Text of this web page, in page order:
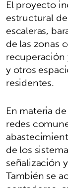
El proyecto
estructural
escaleras,
de las zonas
y otros
residentes.
En materia
redes
de los
señalización
También se